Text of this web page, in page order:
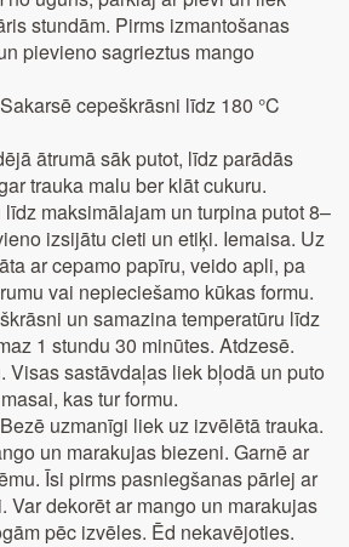
stundām. Pirms izmantošanas
pievieno sagrieztus mango
cepeškrāsni līdz 180 °C
ātrumā sāk putot, līdz parādās
trauka malu ber klāt cukuru.
maksimālajam un turpina putot 8–
izsijātu cieti un etiķi. Iemaisa. Uz
ar cepamo papīru, veido apli, pa
vai nepieciešamo kūkas formu.
un samazina temperatūru līdz
1 stundu 30 minūtes. Atdzesē.
Visas sastāvdaļas liek bļodā un puto
kas tur formu.
uzmanīgi liek uz izvēlētā trauka.
un marakujas biezeni. Garnē ar
Īsi pirms pasniegšanas pārlej ar
Var dekorēt ar mango un marakujas
pēc izvēles. Ēd nekavējoties.